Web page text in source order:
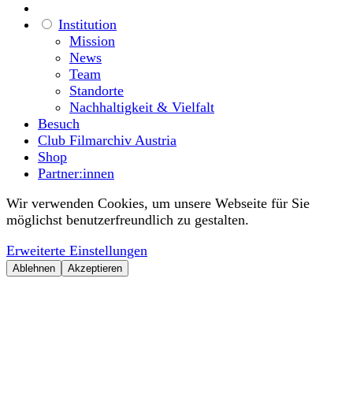
Institution
Mission
News
Team
Standorte
Nachhaltigkeit & Vielfalt
Besuch
Club Filmarchiv Austria
Shop
Partner:innen
Wir verwenden Cookies, um unsere Webseite für Sie
möglichst benutzerfreundlich zu gestalten.
Erweiterte Einstellungen
Ablehnen Akzeptieren